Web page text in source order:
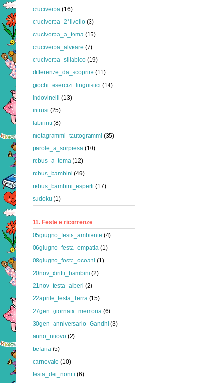
cruciverba (16)
cruciverba_2°livello (3)
cruciverba_a_tema (15)
cruciverba_alveare (7)
cruciverba_sillabico (19)
differenze_da_scoprire (11)
giochi_esercizi_linguistici (14)
indovinelli (13)
intrusi (25)
labirinti (8)
metagrammi_tautogrammi (35)
parole_a_sorpresa (10)
rebus_a_tema (12)
rebus_bambini (49)
rebus_bambini_esperti (17)
sudoku (1)
11. Feste e ricorrenze
05giugno_festa_ambiente (4)
06giugno_festa_empatia (1)
08giugno_festa_oceani (1)
20nov_diritti_bambini (2)
21nov_festa_alberi (2)
22aprile_festa_Terra (15)
27gen_giornata_memoria (6)
30gen_anniversario_Gandhi (3)
anno_nuovo (2)
befana (5)
carnevale (10)
festa_dei_nonni (6)